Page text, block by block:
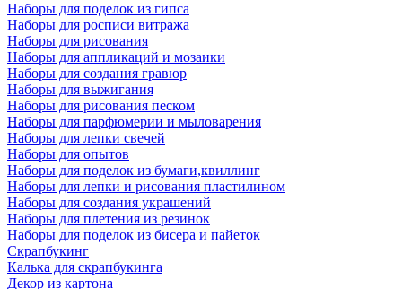
Наборы для поделок из гипса
Наборы для росписи витража
Наборы для рисования
Наборы для аппликаций и мозаики
Наборы для создания гравюр
Наборы для выжигания
Наборы для рисования песком
Наборы для парфюмерии и мыловарения
Наборы для лепки свечей
Наборы для опытов
Наборы для поделок из бумаги,квиллинг
Наборы для лепки и рисования пластилином
Наборы для создания украшений
Наборы для плетения из резинок
Наборы для поделок из бисера и пайеток
Скрапбукинг
Калька для скрапбукинга
Декор из картона